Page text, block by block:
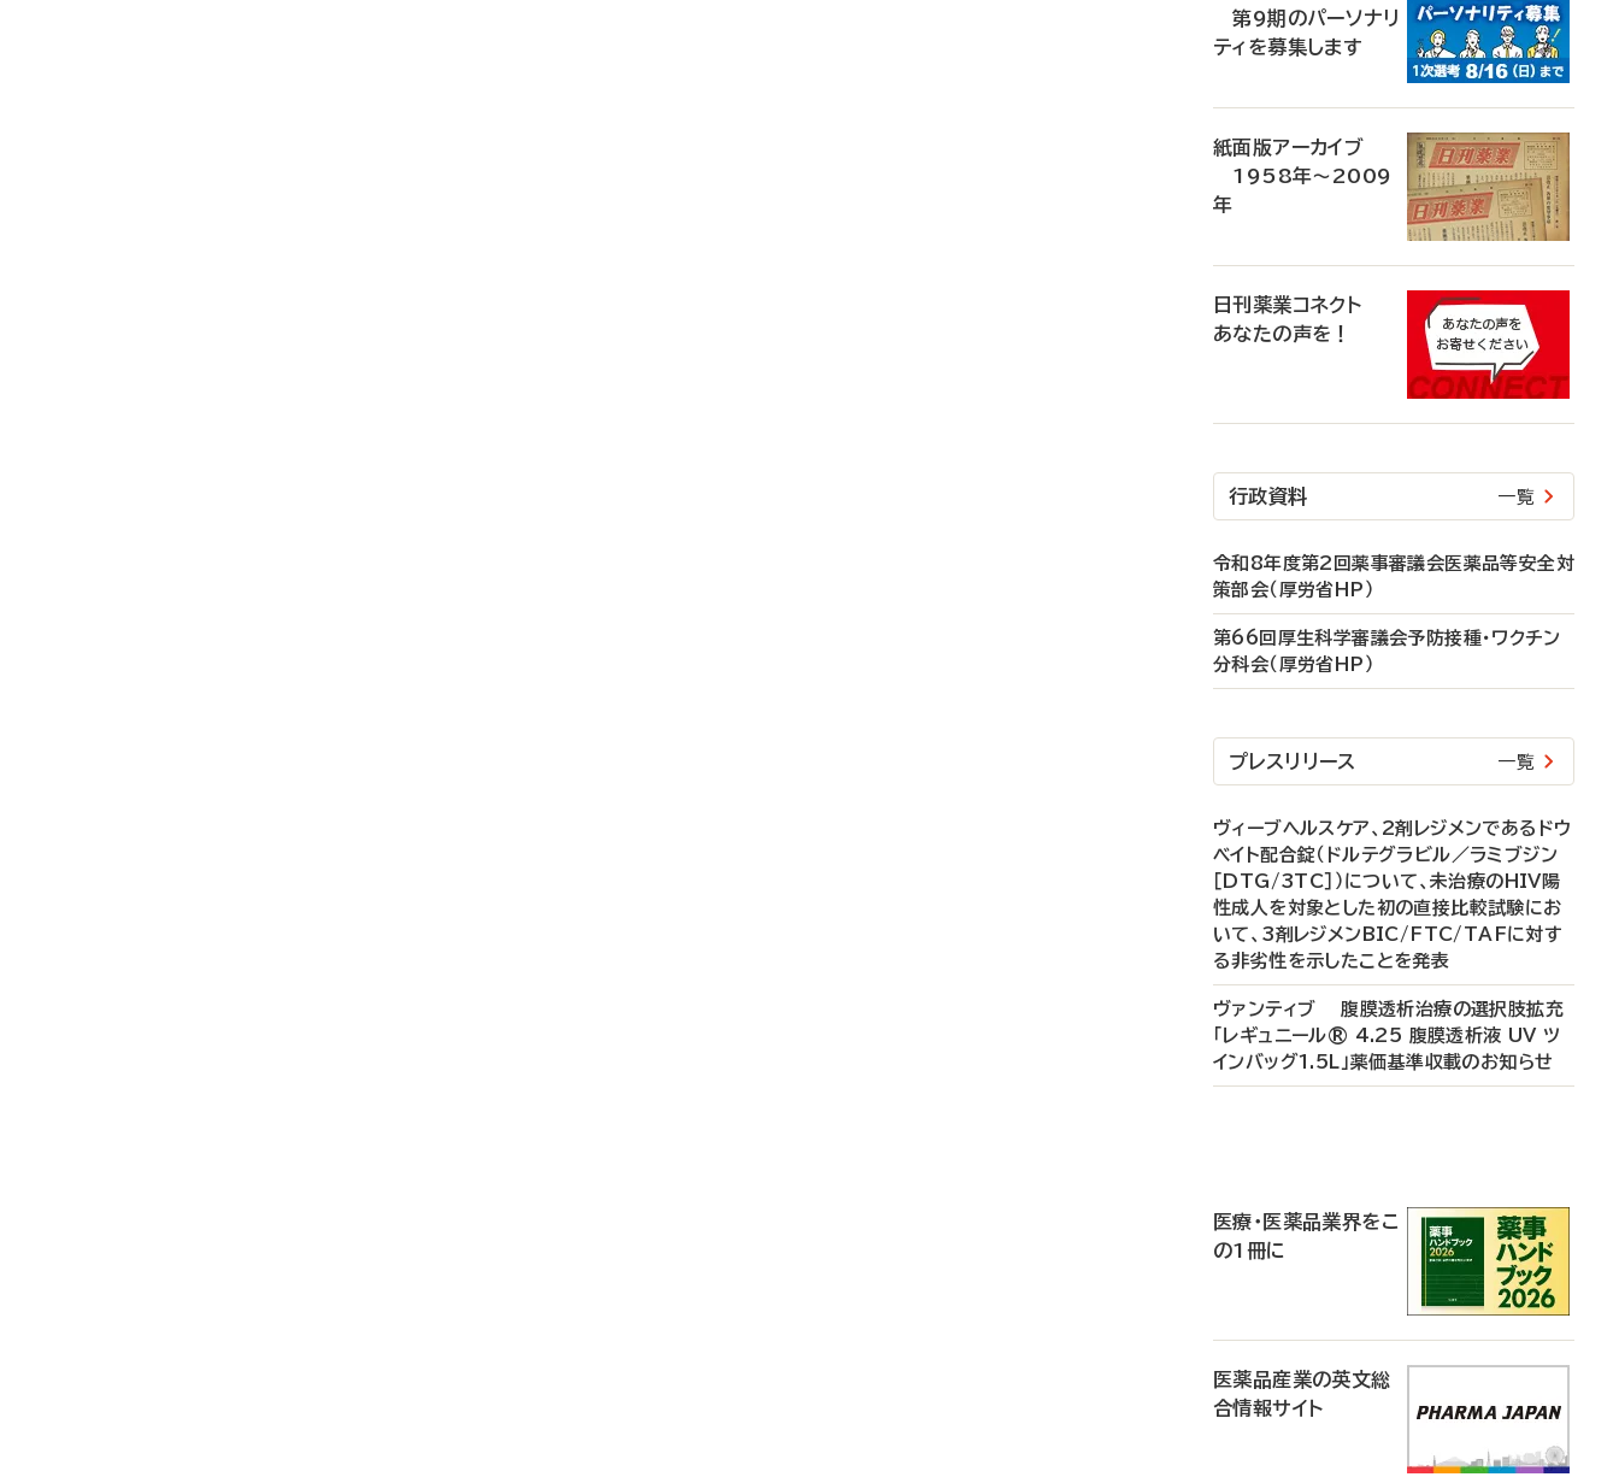
第9期のパーソナリ
ティを募集します
紙面版アーカイブ
1958年～2009
年
日刊薬業コネクト
あなたの声を！
行政資料 一覧
令和8年度第2回薬事審議会医薬品等安全対
策部会（厚労省HP）
第66回厚生科学審議会予防接種・ワクチン
分科会（厚労省HP）
プレスリリース 一覧
ヴィーブヘルスケア、2剤レジメンであるドウ
ベイト配合錠（ドルテグラビル／ラミブジン
［DTG/3TC］）について、未治療のHIV陽
性成人を対象とした初の直接比較試験にお
いて、3剤レジメンBIC/FTC/TAFに対す
る非劣性を示したことを発表
ヴァンティブ 腹膜透析治療の選択肢拡充
「レギュニール® 4.25 腹膜透析液 UV ツ
インバッグ1.5L」薬価基準収載のお知らせ
医療・医薬品業界をこ
の1冊に
医薬品産業の英文総
合情報サイト